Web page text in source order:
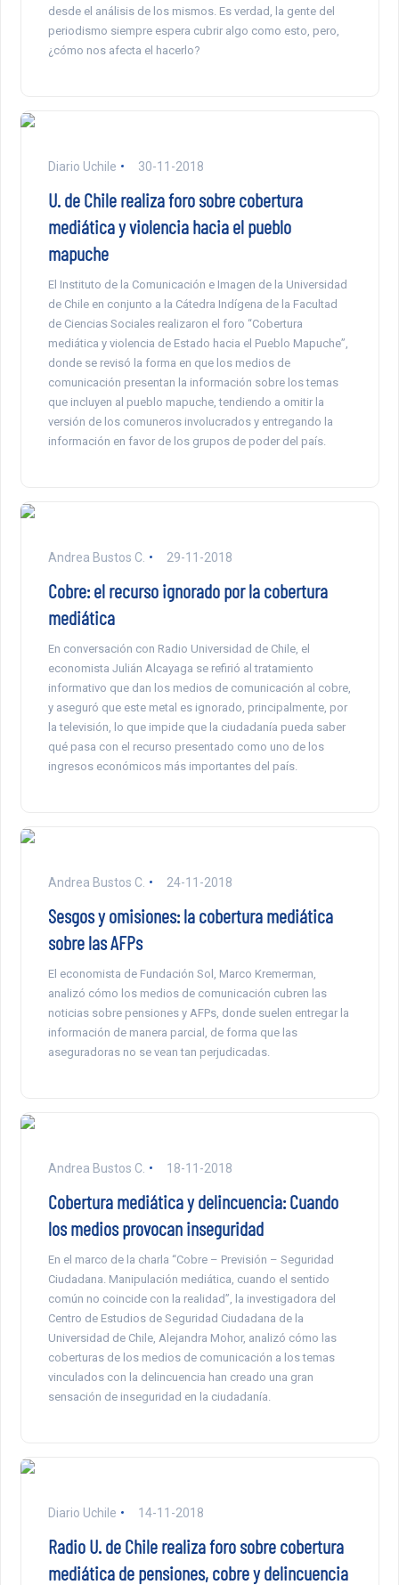
desde el análisis de los mismos. Es verdad, la gente del
periodismo siempre espera cubrir algo como esto, pero,
¿cómo nos afecta el hacerlo?
Diario Uchile 30-11-2018
U. de Chile realiza foro sobre cobertura
mediática y violencia hacia el pueblo
mapuche
El Instituto de la Comunicación e Imagen de la Universidad
de Chile en conjunto a la Cátedra Indígena de la Facultad
de Ciencias Sociales realizaron el foro “Cobertura
mediática y violencia de Estado hacia el Pueblo Mapuche”,
donde se revisó la forma en que los medios de
comunicación presentan la información sobre los temas
que incluyen al pueblo mapuche, tendiendo a omitir la
versión de los comuneros involucrados y entregando la
información en favor de los grupos de poder del país.
Andrea Bustos C. 29-11-2018
Cobre: el recurso ignorado por la cobertura
mediática
En conversación con Radio Universidad de Chile, el
economista Julián Alcayaga se refirió al tratamiento
informativo que dan los medios de comunicación al cobre,
y aseguró que este metal es ignorado, principalmente, por
la televisión, lo que impide que la ciudadanía pueda saber
qué pasa con el recurso presentado como uno de los
ingresos económicos más importantes del país.
Andrea Bustos C. 24-11-2018
Sesgos y omisiones: la cobertura mediática
sobre las AFPs
El economista de Fundación Sol, Marco Kremerman,
analizó cómo los medios de comunicación cubren las
noticias sobre pensiones y AFPs, donde suelen entregar la
información de manera parcial, de forma que las
aseguradoras no se vean tan perjudicadas.
Andrea Bustos C. 18-11-2018
Cobertura mediática y delincuencia: Cuando
los medios provocan inseguridad
En el marco de la charla “Cobre – Previsión – Seguridad
Ciudadana. Manipulación mediática, cuando el sentido
común no coincide con la realidad”, la investigadora del
Centro de Estudios de Seguridad Ciudadana de la
Universidad de Chile, Alejandra Mohor, analizó cómo las
coberturas de los medios de comunicación a los temas
vinculados con la delincuencia han creado una gran
sensación de inseguridad en la ciudadanía.
Diario Uchile 14-11-2018
Radio U. de Chile realiza foro sobre cobertura
mediática de pensiones, cobre y delincuencia